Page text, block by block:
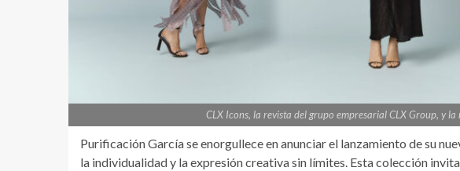
CLX Icons, la revista del grupo empresarial CLX Group, y la
Purificación García se enorgullece en anunciar el lanzamiento de su
la individualidad y la expresión creativa sin límites. Esta colección